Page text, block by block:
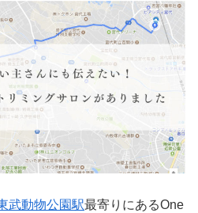
武動物公園駅最寄りにあるOne